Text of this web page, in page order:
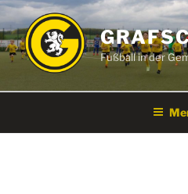
Zum
Inhalt
springen
Fußball in der